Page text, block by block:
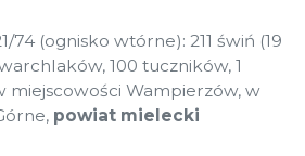
74 (ognisko wtórne): 211 świń (19
100 tuczników, 1
miejscowości Wampierzów, w
powiat mielecki